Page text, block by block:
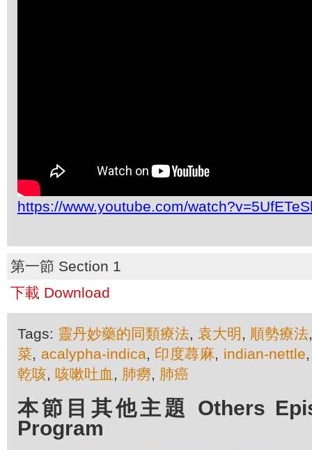
https://www.youtube.com/
第一節 Section 1
下載 Download
Tags: 靈丹妙藥的同類療法, 袁大明 , 順勢療法
菜, acalypha-indica, 印度蕁麻, indian-nettle
乾咳, 咳嗽吐血 , 肺癆, 肺癌
本節目其他主題 Others
Program